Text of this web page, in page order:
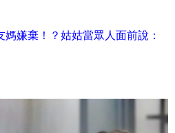
媽嫌棄！？姑姑當眾人面前說：